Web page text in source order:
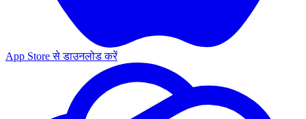
App Store से डाउनलोड करें